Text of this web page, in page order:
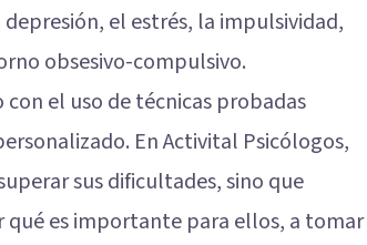
el estrés, la impulsividad,
obsesivo-compulsivo.
el uso de técnicas probadas
En Activital Psicólogos,
sus dificultades, sino que
es importante para ellos, a tomar